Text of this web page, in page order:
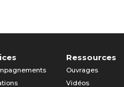
Ressources
Ouvrages
Vidéos